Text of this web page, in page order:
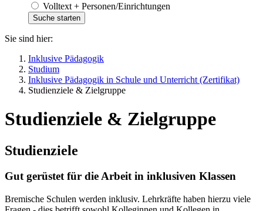
Volltext + Personen/Einrichtungen
Sie sind hier:
Inklusive Pädagogik
Studium
Inklusive Pädagogik in Schule und Unterricht (Zertifikat)
Studienziele & Zielgruppe
Studienziele & Zielgruppe
Studienziele
Gut gerüstet für die Arbeit in inklusiven Klassen
Bremische Schulen werden inklusiv. Lehrkräfte haben hierzu viele